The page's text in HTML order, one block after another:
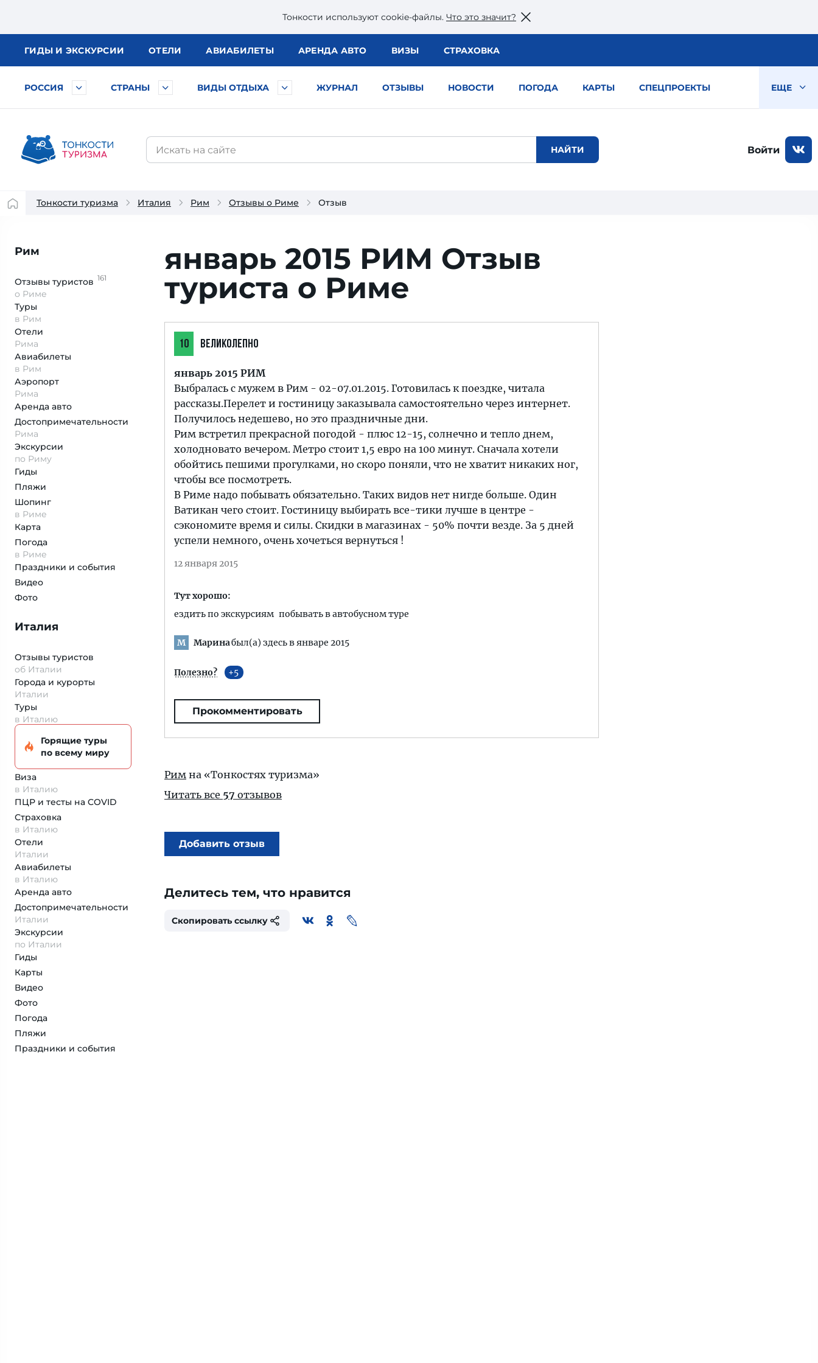
Тонкости используют сookie-файлы. Что это значит?
ГИДЫ И ЭКСКУРСИИ ОТЕЛИ АВИАБИЛЕТЫ АРЕНДА АВТО ВИЗЫ СТРАХОВКА
РОССИЯ СТРАНЫ ВИДЫ ОТДЫХА ЖУРНАЛ ОТЗЫВЫ НОВОСТИ ПОГОДА КАРТЫ СПЕЦПРОЕКТЫ ЕЩЕ
Войти
Тонкости туризма Италия Рим Отзывы о Риме Отзыв
Рим
Отзывы туристов 161
о Риме
Туры
в Рим
Отели
Рима
Авиабилеты
в Рим
Аэропорт
Рима
Аренда авто
Достопримеча­тельности
Рима
Экскурсии
по Риму
Гиды
Пляжи
Шопинг
в Риме
Карта
Погода
в Риме
Праздники и события
Видео
Фото
Италия
Отзывы туристов
об Италии
Города и курорты
Италии
Туры
в Италию
Горящие туры
по всему миру
Виза
в Италию
ПЦР и тесты на COVID
Страховка
в Италию
Отели
Италии
Авиабилеты
в Италию
Аренда авто
Достопримеча­тельности
Италии
Экскурсии
по Италии
Гиды
Карты
Видео
Фото
Погода
Пляжи
Праздники и события
январь 2015 РИМ Отзыв
туриста о Риме
10 ВЕЛИКОЛЕПНО
январь 2015 РИМ
Выбралась с мужем в Рим - 02-07.01.2015. Готовилась к поездке, читала
рассказы.Перелет и гостиницу заказывала самостоятельно через интернет.
Получилось недешево, но это праздничные дни.
Рим встретил прекрасной погодой - плюс 12-15, солнечно и тепло днем,
холодновато вечером. Метро стоит 1,5 евро на 100 минут. Сначала хотели
обойтись пешими прогулками, но скоро поняли, что не хватит никаких ног,
чтобы все посмотреть.
В Риме надо побывать обязательно. Таких видов нет нигде больше. Один
Ватикан чего стоит. Гостиницу выбирать все-тики лучше в центре -
сэкономите время и силы. Скидки в магазинах - 50% почти везде. За 5 дней
успели немного, очень хочеться вернуться !
12 января 2015
Тут хорошо:
ездить по экскурсиям побывать в автобусном туре
М Маринабыл(а) здесь в январе 2015
Полезно? 5
Прокомментировать
Рим на «Тонкостях туризма»
Читать все 57 отзывов
Добавить отзыв
Делитесь тем, что нравится
Скопировать ссылку